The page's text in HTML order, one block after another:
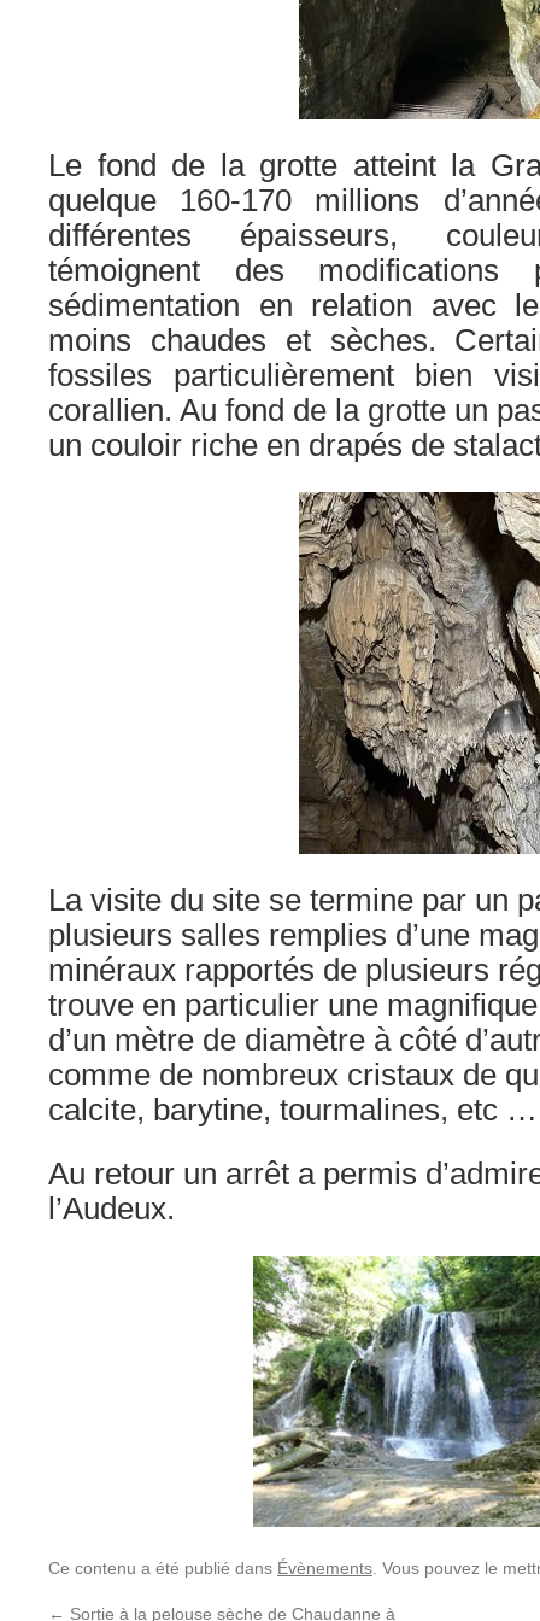
Le fond de la grotte atteint la
quelque 160-170 millions
différentes épaisseurs,
témoignent des
sédimentation en relation avec
moins chaudes et sèches.
fossiles particulièrement bien
corallien. Au fond de la grotte un
un couloir riche en drapés de
La visite du site se termine par un
plusieurs salles remplies d’une
minéraux rapportés de plusieurs
trouve en particulier une
d’un mètre de diamètre à côté
comme de nombreux cristaux de
calcite, barytine, tourmalines, etc …
Au retour un arrêt a permis
l’Audeux.
Ce contenu a été publié dans Évènements . Vous pouvez le
← Sortie à la pelouse sèche de Chaudanne à